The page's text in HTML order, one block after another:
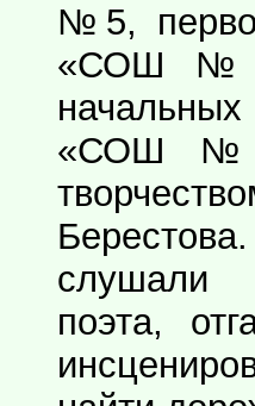
№5,
«СОШ
«СОШ
слушали
поэта,